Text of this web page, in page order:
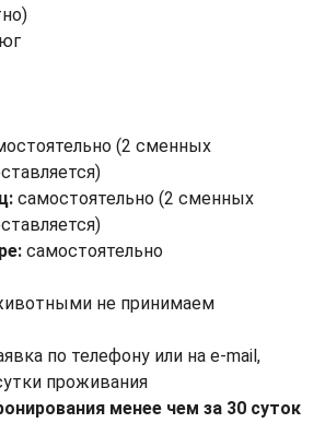
(2 сменных
самостоятельно (2 сменных
самостоятельно
не принимаем
по телефону или на e-mail,
проживания
менее чем за 30 суток